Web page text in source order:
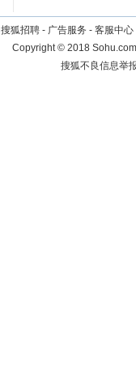
搜狐招聘 - 广告服务 - 客服中心
Copyright©2018
搜狐不良信息举